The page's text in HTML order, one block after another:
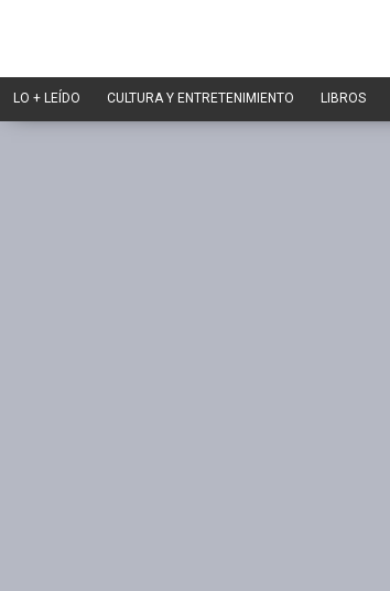
LO + LEÍDO CULTURA Y ENTRETENIMIENTO LIBROS